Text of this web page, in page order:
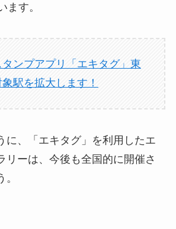
ます。
ンプアプリ「エキタグ」東
駅を拡大します！
に、「エキタグ」を利用したエ
リーは、今後も全国的に開催さ